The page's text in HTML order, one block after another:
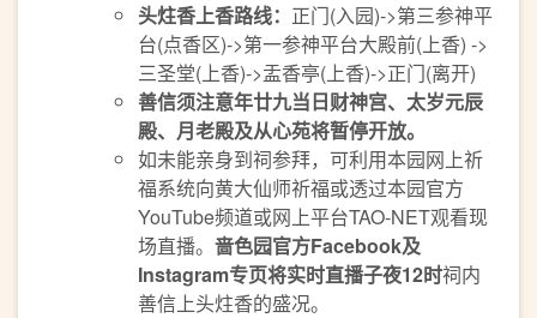
头炷香上香路线： 正门(入园)->第三参神平
台(点香区)->第一参神平台大殿前(上香) ->
三圣堂(上香)->盂香亭(上香)->正门(离开)
善信须注意年廿九当日财神宫、太岁元辰
殿、月老殿及从心苑将暂停开放。
如未能亲身到祠参拜，可利用本园网上祈
福系统向黄大仙师祈福或透过本园官方
YouTube频道或网上平台TAO-NET观看现
场直播。 啬色园官方Facebook及
Instagram专页将实时直播子夜12时祠内
善信上头炷香的盛况。